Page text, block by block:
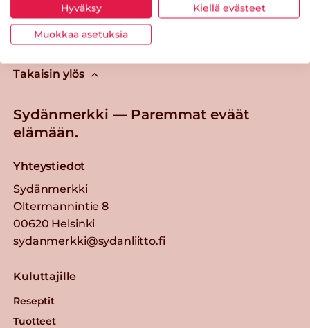
Tästä merkistä tunnistat
Sydänmerkki-tuotteen
Takaisin ylös
Sydänmerkki — Paremmat eväät
elämään.
Yhteystiedot
Sydänmerkki
Oltermannintie 8
00620 Helsinki
sydanmerkki@sydanliitto.fi
Kuluttajille
Reseptit
Tuotteet
Hyväksy Kiellä evästeet
Muokkaa asetuksia